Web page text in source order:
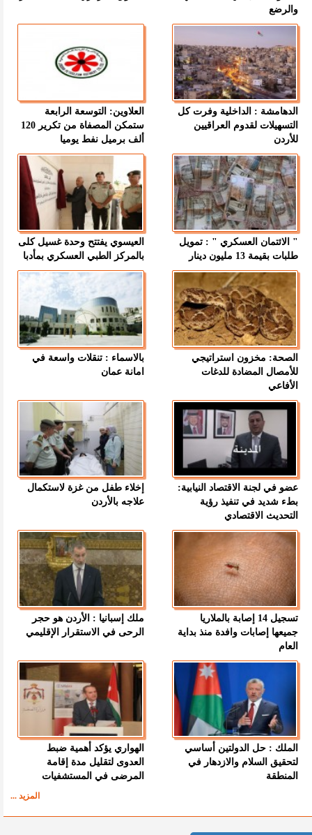
والرضع
الدهامشة : الداخلية وفرت كل
التسهيلات لقدوم العراقيين
للأردن
العلاوين: التوسعة الرابعة
ستمكن المصفاة من تكرير 120
ألف برميل نفط يوميا
" الائتمان العسكري " : تمويل
طلبات بقيمة 13 مليون دينار
العيسوي يفتتح وحدة غسيل كلى
بالمركز الطبي العسكري بمأدبا
الصحة: مخزون استراتيجي
للأمصال المضادة للدغات
الأفاعي
بالاسماء : تنقلات واسعة في
امانة عمان
عضو في لجنة الاقتصاد النيابية:
بطء شديد في تنفيذ رؤية
التحديث الاقتصادي
إخلاء طفل من غزة لاستكمال
علاجه بالأردن
تسجيل 14 إصابة بالملاريا
جميعها إصابات وافدة منذ بداية
العام
ملك إسبانيا : الأردن هو حجر
الرحى في الاستقرار الإقليمي
الملك : حل الدولتين أساسي
لتحقيق السلام والازدهار في
المنطقة
الهواري يؤكد أهمية ضبط
العدوى لتقليل مدة إقامة
المرضى في المستشفيات
المزيد ...